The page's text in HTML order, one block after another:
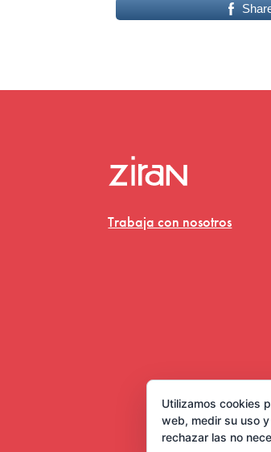
Trabaja con nosotros
Utilizamos cookies
web, medir su uso
rechazar las no